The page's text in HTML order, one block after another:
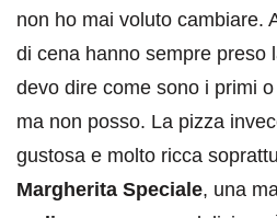
non ho mai voluto cambiare.
di cena hanno sempre preso
devo dire come sono i primi
ma non posso. La pizza
gustosa e molto ricca
Margherita Speciale, una